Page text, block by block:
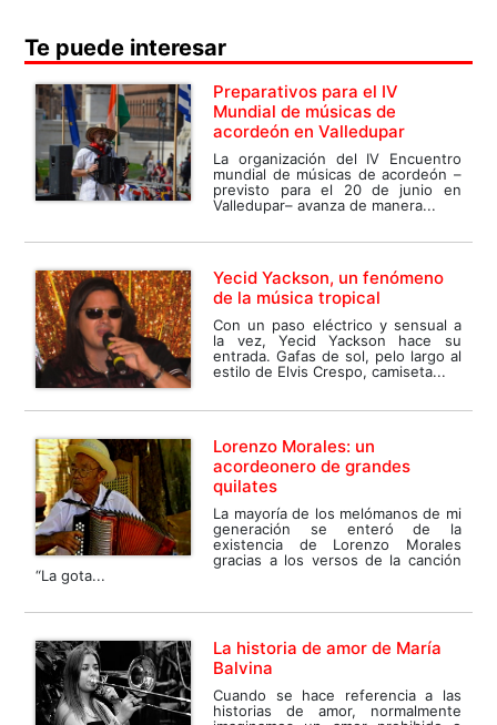
Te puede interesar
Preparativos para el IV
Mundial de músicas de
acordeón en Valledupar
La organización del IV Encuentro
mundial de músicas de acordeón –
previsto para el 20 de junio en
Valledupar– avanza de manera...
Yecid Yackson, un fenómeno
de la música tropical
Con un paso eléctrico y sensual a
la vez, Yecid Yackson hace su
entrada. Gafas de sol, pelo largo al
estilo de Elvis Crespo, camiseta...
Lorenzo Morales: un
acordeonero de grandes
quilates
La mayoría de los melómanos de mi
generación se enteró de la
existencia de Lorenzo Morales
gracias a los versos de la canción
“La gota...
La historia de amor de María
Balvina
Cuando se hace referencia a las
historias de amor, normalmente